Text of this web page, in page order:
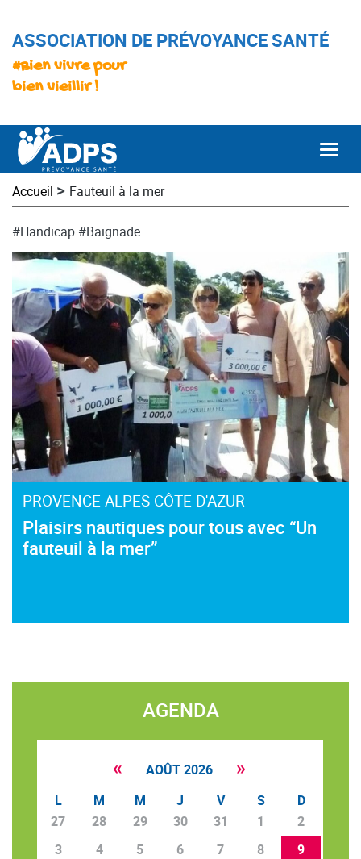
ASSOCIATION DE PRÉVOYANCE SANTÉ
#Bien vivre pour
bien vieillir !
Accueil > Fauteuil à la mer
#Handicap #Baignade
PROVENCE-ALPES-CÔTE D'AZUR
Plaisirs nautiques pour tous avec “Un
fauteuil à la mer”
AGENDA
« AOÛT 2026 »
L M M J V S
D
27
28 29 30 31 1
2
3
4 5 6 7 8
9